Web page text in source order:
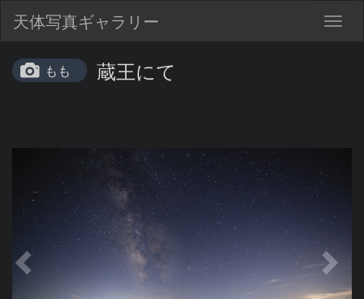
天体写真ギャラリー
もも 蔵王にて